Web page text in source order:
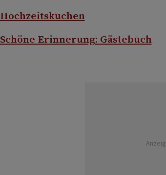
Hochzeitskuchen
Schöne Erinnerung: Gästebuch